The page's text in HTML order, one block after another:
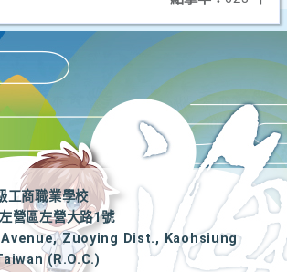
工商職業學校
營區左營大路1號
Zuoying Dist., Kaohsiung
(R.O.C.)